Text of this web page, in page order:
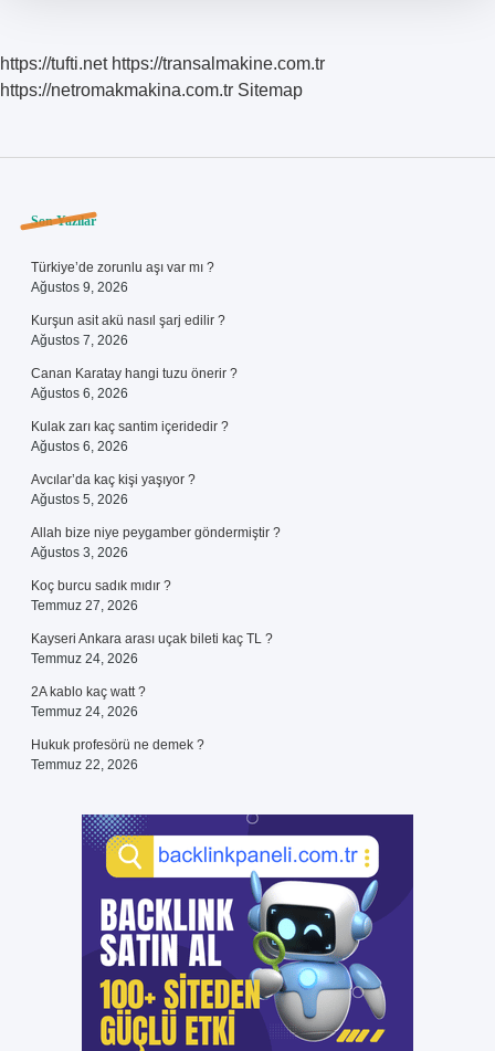
https://tufti.net https://transalmakine.com.tr
https://netromakmakina.com.tr Sitemap
Sidebar
Son Yazılar
Türkiye’de zorunlu aşı var mı ?
Ağustos 9, 2026
Kurşun asit akü nasıl şarj edilir ?
Ağustos 7, 2026
Canan Karatay hangi tuzu önerir ?
Ağustos 6, 2026
Kulak zarı kaç santim içeridedir ?
Ağustos 6, 2026
Avcılar’da kaç kişi yaşıyor ?
Ağustos 5, 2026
Allah bize niye peygamber göndermiştir ?
Ağustos 3, 2026
Koç burcu sadık mıdır ?
Temmuz 27, 2026
Kayseri Ankara arası uçak bileti kaç TL ?
Temmuz 24, 2026
2A kablo kaç watt ?
Temmuz 24, 2026
Hukuk profesörü ne demek ?
Temmuz 22, 2026